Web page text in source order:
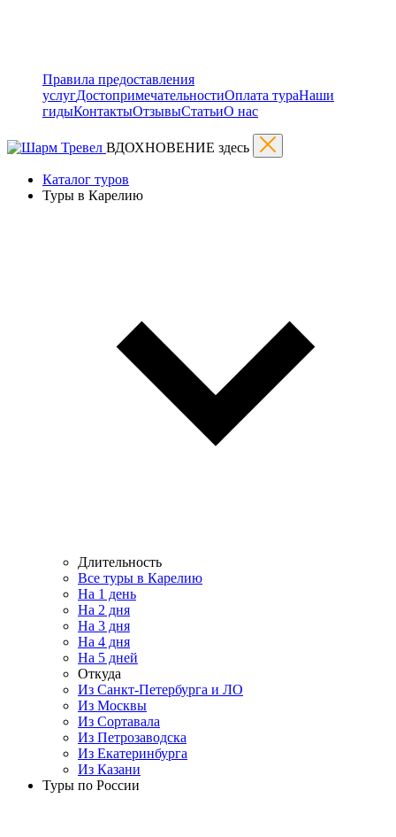
Правила предоставления
услугДостопримечательностиОплата тураНаши
гидыКонтактыОтзывыСтатьиО нас
ВДОХНОВЕНИЕ здесь
Каталог туров
Туры в Карелию
Длительность
Все туры в Карелию
На 1 день
На 2 дня
На 3 дня
На 4 дня
На 5 дней
Откуда
Из Санкт-Петербурга и ЛО
Из Москвы
Из Сортавала
Из Петрозаводска
Из Екатеринбурга
Из Казани
Туры по России